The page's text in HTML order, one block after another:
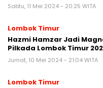
Sabtu, 11 Mei 2024 - 20:25 WITA
Lombok Timur
Hazmi Hamzar Jadi
Pilkada Lombok Timur
Jumat, 10 Mei 2024 - 21:04 WITA
Lombok Timur